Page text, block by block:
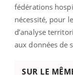
fédérations
nécessité, pour
d’analyse
aux données de
SUR LE